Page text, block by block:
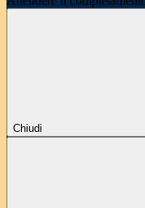
Chiudi